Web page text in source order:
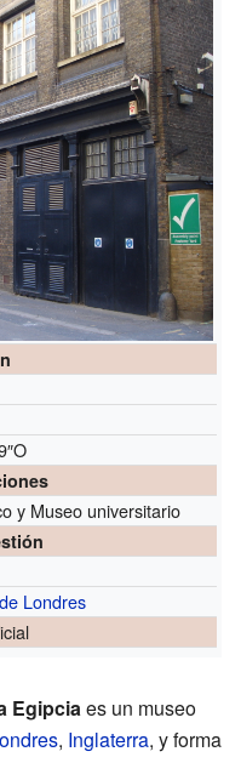
y Museo universitario
Londres
Egipciaes un museo
, Inglaterra, y forma